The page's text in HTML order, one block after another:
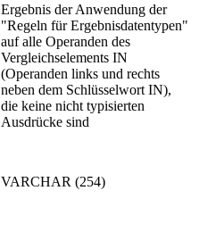
Ergebnis der Anwendung der
"Regeln für Ergebnisdatentypen"
auf alle Operanden des
Vergleichselements IN
(Operanden links und rechts
neben dem Schlüsselwort IN),
die keine nicht typisierten
Ausdrücke sind
VARCHAR (254)